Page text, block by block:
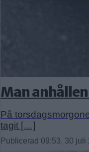
Man
På
tagit […]
Publicerad 09:53, 30 juli